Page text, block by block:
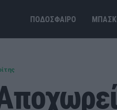
ΠΟΔΟΣΦΑΙΡΟ